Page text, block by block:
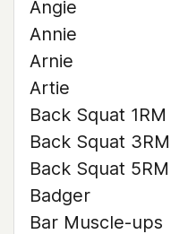
Angie
Annie
Arnie
Artie
Back Squat 1RM
Back Squat 3RM
Back Squat 5RM
Badger
Bar Muscle-ups